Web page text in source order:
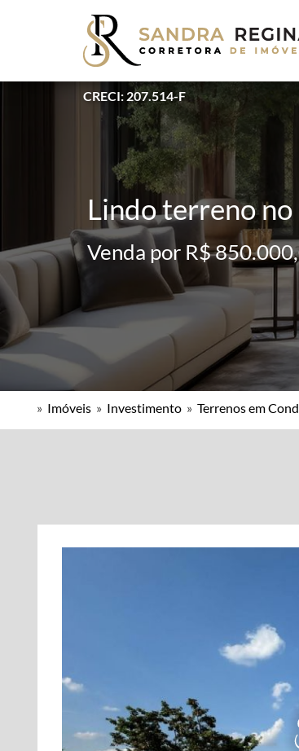
CRECI: 207.514-F
Lindo terreno
Venda por R$
» Imóveis » Investimento » Terrenos em